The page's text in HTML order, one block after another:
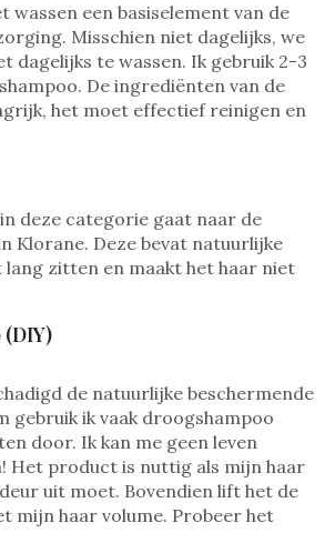
wassen een basiselement van de
Misschien niet dagelijks, we
dagelijks te wassen. Ik gebruik 2-3
De ingrediënten van de
het moet effectief reinigen en
deze categorie gaat naar de
Klorane. Deze bevat natuurlijke
zitten en maakt het haar niet
de natuurlijke beschermende
gebruik ik vaak droogshampoo
door. Ik kan me geen leven
Het product is nuttig als mijn haar
uit moet. Bovendien lift het de
mijn haar volume. Probeer het